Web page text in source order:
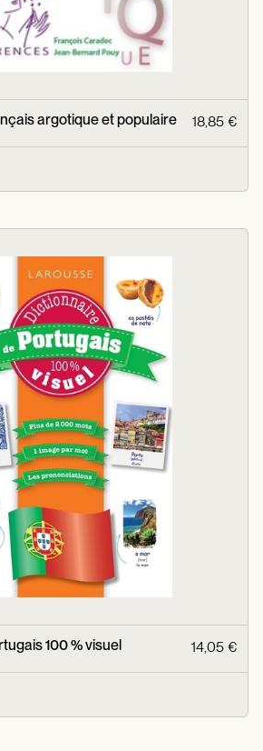
argotique et populaire 18,85 €
100 % visuel 14,05 €